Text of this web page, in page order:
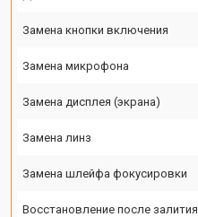
Замена кнопки включения
Замена микрофона
Замена дисплея (экрана)
Замена линз
Замена шлейфа фокусировки
Восстановление после залития